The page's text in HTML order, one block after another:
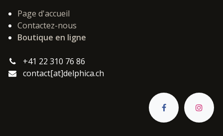
Page d'accueil
Contactez-nous
Boutique en ligne
+41 22 310 76 86
contact[at]delphica.ch